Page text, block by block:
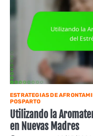
ESTRATEGIAS DE
POSPARTO
Utilizando la
en Nuevas Madres